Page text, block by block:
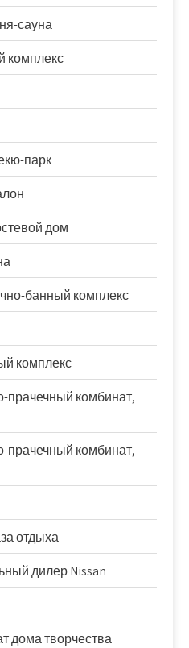
сауна
комплекс
парк
дом
банный комплекс
комплекс
комбинат,
комбинат,
отдыха
дилер Nissan
дома творчества